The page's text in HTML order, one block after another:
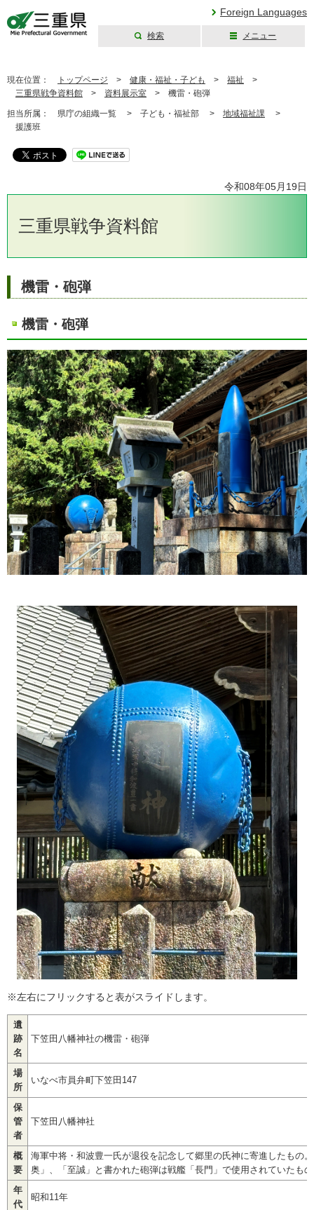
Foreign Languages
検索 メニュー
現在位置： トップページ > 健康・福祉・子ども > 福祉 >
三重県戦争資料館 > 資料展示室 > 機雷・砲弾
担当所属： 県庁の組織一覧 > 子ども・福祉部 > 地域福祉課 >
援護班
令和08年05月19日
三重県戦争資料館
機雷・砲弾
機雷・砲弾
※左右にフリックすると表がスライドします。
遺
跡
名
下笠田八幡神社の機雷・砲弾
場
所
いなべ市員弁町下笠田147
保
管
者
下笠田八幡神社
概
要
海軍中将・和波豊一氏が退役を記念して郷里の氏神に寄進したもの
奥」、「至誠」と書かれた砲弾は戦艦「長門」で使用されていたも
年
代
昭和11年